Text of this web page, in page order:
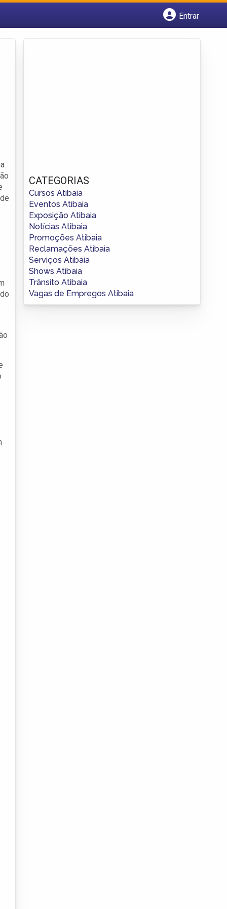
Entrar
CATEGORIAS
Cursos Atibaia
Eventos Atibaia
Exposição Atibaia
Notícias Atibaia
Promoções Atibaia
Reclamações Atibaia
Serviços Atibaia
Shows Atibaia
Trânsito Atibaia
Vagas de Empregos Atibaia